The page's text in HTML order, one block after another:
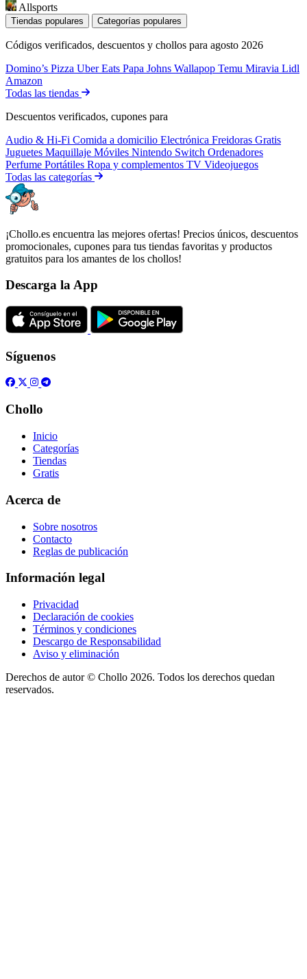
Allsports
Tiendas populares Categorías populares
Códigos verificados, descuentos y chollos para agosto 2026
Domino’s Pizza Uber Eats Papa Johns Wallapop Temu Miravia Lidl
Amazon
Todas las tiendas
Descuentos verificados, cupones para
Audio & Hi-Fi Comida a domicilio Electrónica Freidoras Gratis
Juguetes Maquillaje Móviles Nintendo Switch Ordenadores
Perfume Portátiles Ropa y complementos TV Videojuegos
Todas las categorías
¡Chollo.es encuentra las mejores ofertas! Precios únicos, descuentos
promocionales, cupones para tus tiendas favoritas y productos
gratuitos para los amantes de los chollos!
Descarga la App
Síguenos
Chollo
Inicio
Categorías
Tiendas
Gratis
Acerca de
Sobre nosotros
Contacto
Reglas de publicación
Información legal
Privacidad
Declaración de cookies
Términos y condiciones
Descargo de Responsabilidad
Aviso y eliminación
Derechos de autor © Chollo 2026. Todos los derechos quedan
reservados.